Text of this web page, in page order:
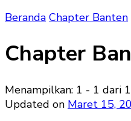
Beranda Chapter Banten
Chapter
Menampilkan: 1 - 1 dari
Updated on Maret 15,